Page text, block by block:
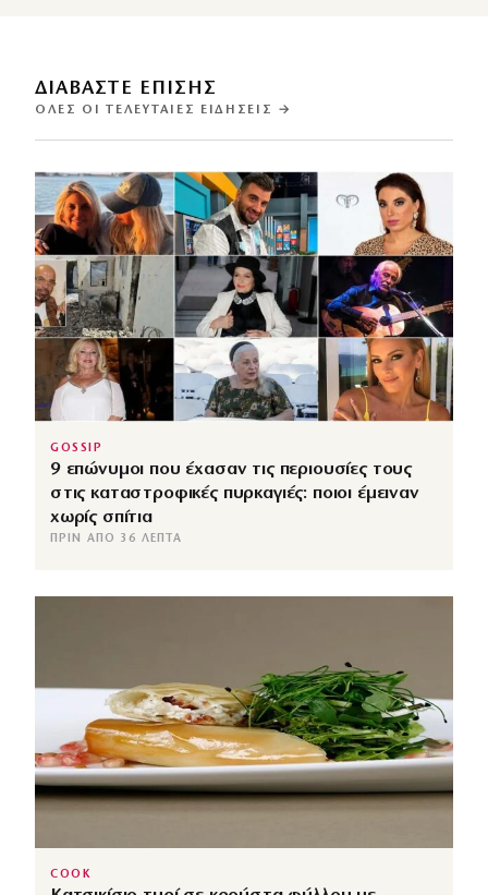
ΔΙΑΒΑΣΤΕ ΕΠΙΣΗΣ
ΌΛΕΣ ΟΙ ΤΕΛΕΥΤΑΊΕΣ ΕΙΔΉΣΕΙΣ →
GOSSIP
9 επώνυμοι που έχασαν τις περιουσίες τους
στις καταστροφικές πυρκαγιές: ποιοι έμειναν
χωρίς σπίτια
ΠΡΙΝ ΑΠΌ 36 ΛΕΠΤΆ
COOK